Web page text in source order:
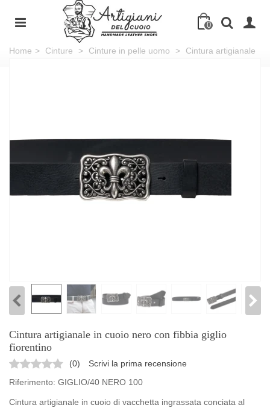
0
Home > Cinture > Cinture in pelle uomo >
Cintura artigianale
Cintura artigianale in cuoio nero con fibbia giglio
fiorentino
(0)
Scrivi la prima recensione
Riferimento: GIGLIO/40 NERO 100
Cintura artigianale in cuoio di vacchetta ingrassata conciata al